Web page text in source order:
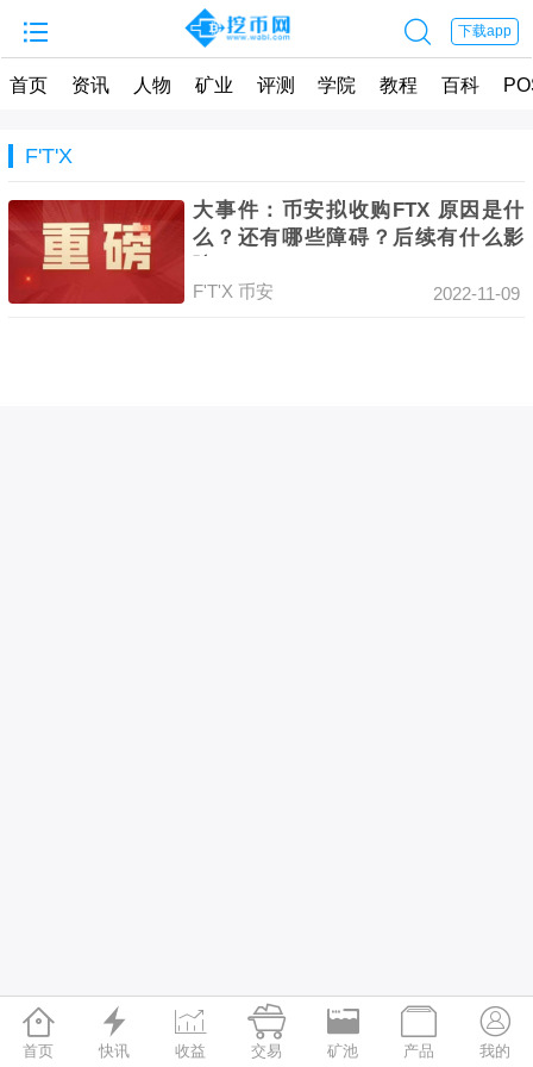
  下载app
首页 资讯 人物 矿业 评测 学院 教程 百科
F'T'X
大事件：币安拟收购FTX 原因是什
么？还有哪些障碍？后续有什么影
F'T'X 币安 2022-11-09

首页

快讯

收益

交易

矿池

产品

我的